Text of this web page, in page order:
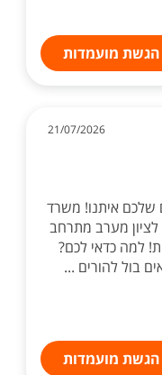
הגשת מועמדות
21/07/2026
שלכם איתנו! משרד
לציון מערב מתרחב
למה כדאי לכם?
הגשת מועמדות